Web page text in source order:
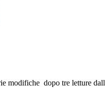
modifiche dopo tre letture